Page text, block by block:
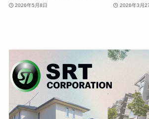
2026年5月8日 2026年3月